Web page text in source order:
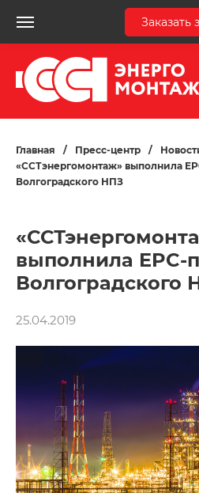
Заказать
Главная / Пресс-центр /
«ССТэнергомонтаж» выполнила
Волгоградского НПЗ
выполнила EPC-
Волгоградского
25.04.2019